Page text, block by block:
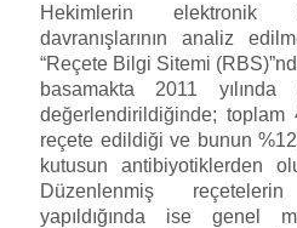
Hekimlerin elektronik
davranışlarının analiz
“Reçete Bilgi Sitemi
basamakta 2011 yılında
değerlendirildiğinde; toplam
reçete edildiği ve bunun
kutusun antibiyotiklerden
Düzenlenmiş
yapıldığında ise genel